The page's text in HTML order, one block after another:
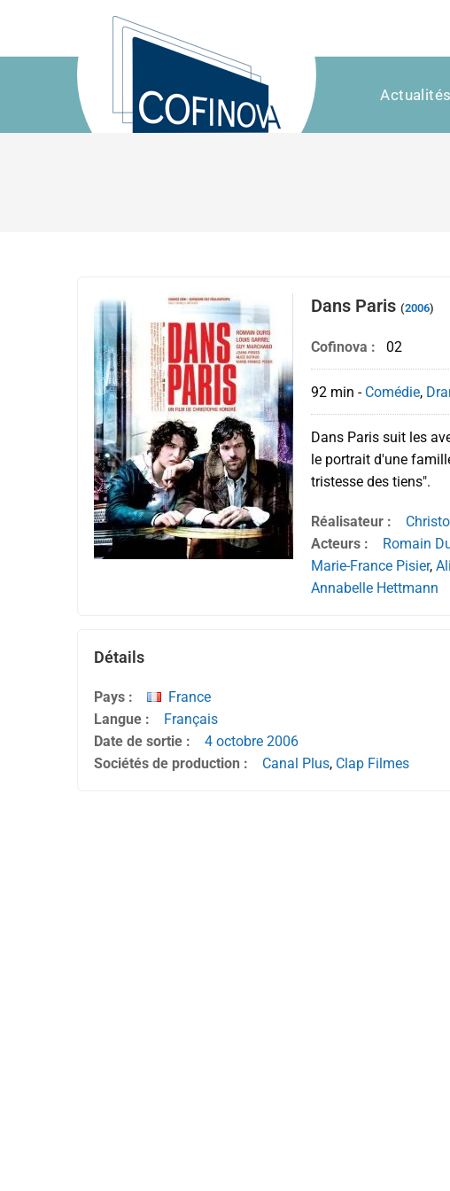
Actualités
Dans Paris (2006)
Cofinova : 02
92 min - Comédie,
Dans Paris suit les
le portrait d'une
tristesse des tiens".
Réalisateur :
Acteurs :
Romain
Marie-France Pisier,
Annabelle Hettmann
Détails
Pays :
France
Langue :
Français
Date de sortie :
4 octobre 2006
Sociétés de production :
Canal Plus, Clap Filmes